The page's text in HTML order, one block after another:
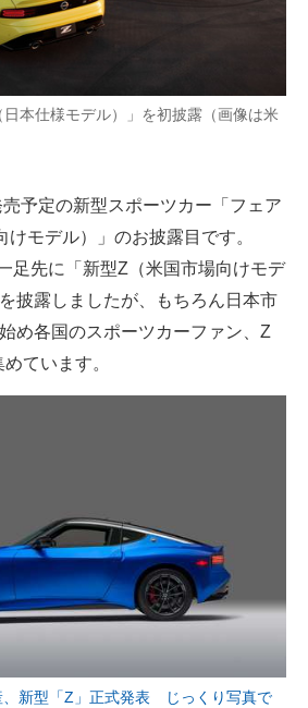
説
イト
サイト
事例
を支援
サイト
トの話題
本仕様モデル）」を初披露（画像は米
予定の新型スポーツカー「フェア
けモデル）」のお披露目です。
足先に「新型Z（米国市場向けモデ
を披露しましたが、もちろん日本市
め各国のスポーツカーファン、Z
ています。
新型「Z」正式発表 じっくり写真で